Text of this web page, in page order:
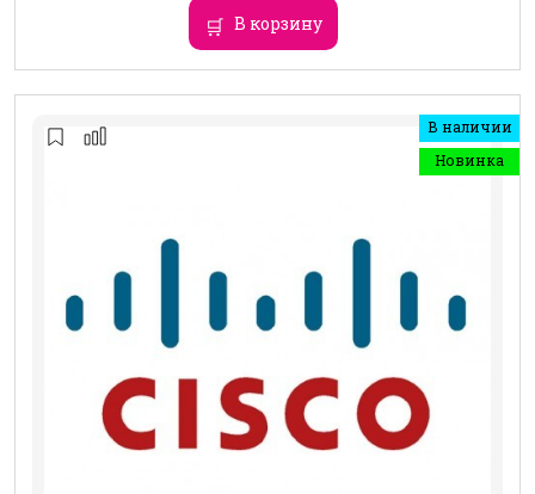
В корзину
В наличии
Новинка